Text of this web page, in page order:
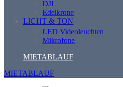
DJI
Edelkrone
LICHT & TON
LED Videoleuchten
Mikrofone
MIETABLAUF
MIETABLAUF